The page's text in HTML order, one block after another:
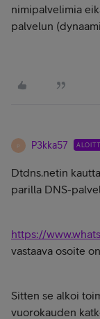
nimipalvelimia
palvelun
P P3kka57
Dtdns.netin
parilla DNS-
https://
vastaava osoite
Sitten se alkoi
vuorokauden